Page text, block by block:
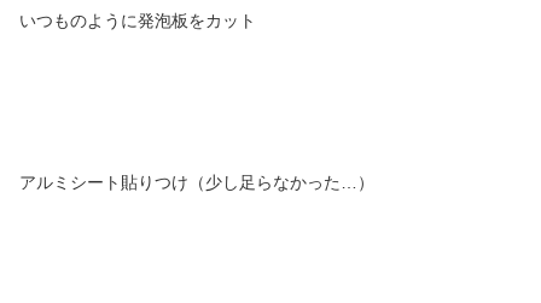
いつものように発泡板をカット
アルミシート貼りつけ（少し足らなかった…）